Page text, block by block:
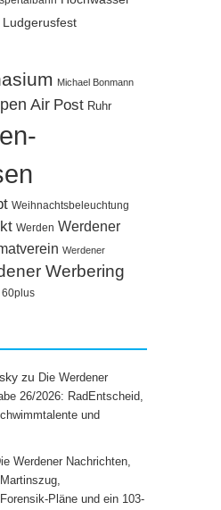
Ludgerusfest
Michael Bonmann
Air Post Ruhr
Weihnachtsbeleuchtung
Werden Werdener
Werdener
Werbering
60plus
zu Die Werdener
26/2026: RadEntscheid,
und
Werdener Nachrichten,
Pläne und ein 103-